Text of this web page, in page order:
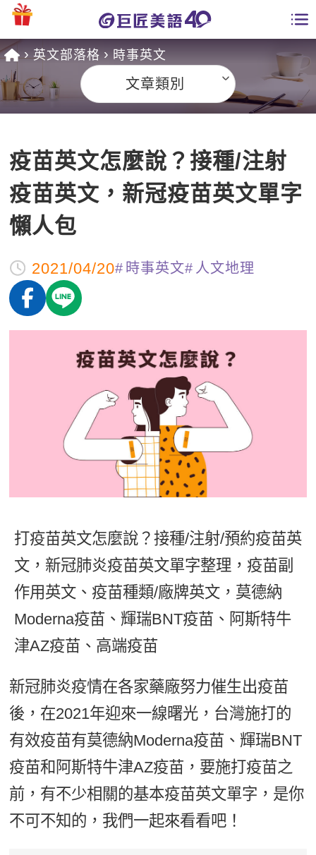
課程總覽
英文課程總表
英文會話
商用英文
英文檢定
TOEIC 多益課程
GEPT 全民英檢課程
TOEFL 托福課程
能力養成
英文聽力養成
開口溜英文
旅遊英文
基礎字彙
情境閱讀
英文寫作
TED Talks
CNN聽力強化
新聞英文
英語俱樂部
ECAM
韓語
兒童美語
一對一家教
數位學習教材
全國分校
免費資源
多益秒學堂
英文能力測驗
師資團隊
學習分享
學員故事
學員讚出來
活動花絮
學員專區
Recruiting
英文部落格 時事英文
文章類別
疫苗英文怎麼說？接種/注射
疫苗英文，新冠疫苗英文單字
懶人包
2021/04/20 時事英文 人文地理
打疫苗英文怎麼說？接種/注射/預約疫苗英
文，新冠肺炎疫苗英文單字整理，疫苗副
作用英文、疫苗種類/廠牌英文，莫德納
Moderna疫苗、輝瑞BNT疫苗、阿斯特牛
津AZ疫苗、高端疫苗
新冠肺炎疫情在各家藥廠努力催生出疫苗
後，在2021年迎來一線曙光，台灣施打的
有效疫苗有莫德納Moderna疫苗、輝瑞BNT
疫苗和阿斯特牛津AZ疫苗，要施打疫苗之
前，有不少相關的基本疫苗英文單字，是你
不可不知的，我們一起來看看吧！